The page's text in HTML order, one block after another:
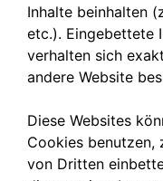
Inhalte beinhalten
etc.). Eingebettete
verhalten sich
andere Website
Diese Websites
Cookies benutzen,
von Dritten